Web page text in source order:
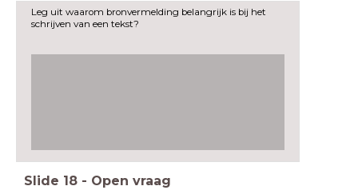
Leg uit waarom bronvermelding belangrijk is bij het
schrijven van een tekst?
Slide 18 - Open vraag